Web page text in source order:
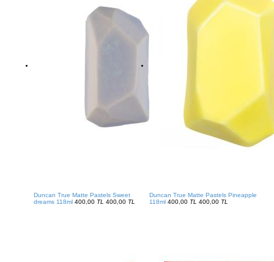
Duncan True Matte Pastels Sweet
dreams 118ml 400,00 TL 400,00 TL
Duncan True Matte Pastels Pineapple
118ml 400,00 TL 400,00 TL